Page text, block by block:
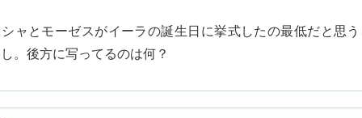
ャとモーゼスがイーラの誕生日に挙式したの最低だと思
。後方に写ってるのは何？